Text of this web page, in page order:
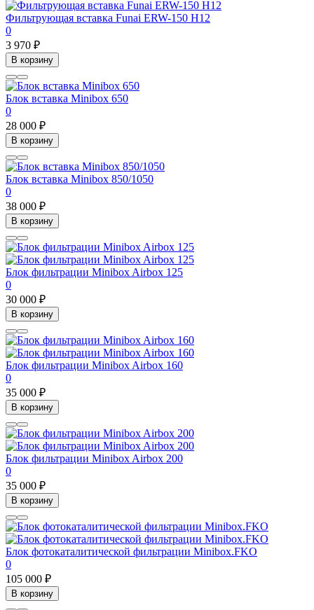
Фильтрующая вставка Funai ERW-150 H12
0
3 970 ₽
В корзину
Блок вставка Minibox 650
0
28 000 ₽
В корзину
Блок вставка Minibox 850/1050
0
38 000 ₽
В корзину
Блок фильтрации Minibox Airbox 125
0
30 000 ₽
В корзину
Блок фильтрации Minibox Airbox 160
0
35 000 ₽
В корзину
Блок фильтрации Minibox Airbox 200
0
35 000 ₽
В корзину
Блок фотокаталитической фильтрации Minibox.FKO
0
105 000 ₽
В корзину